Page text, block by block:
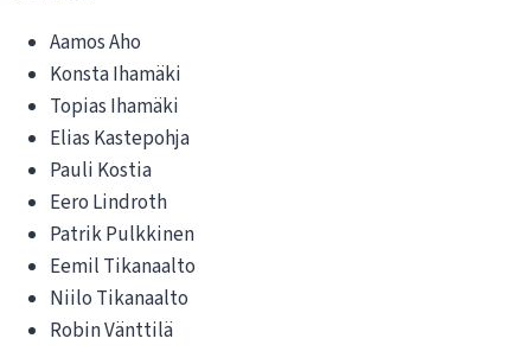
Aamos Aho
Konsta Ihamäki
Topias Ihamäki
Elias Kastepohja
Pauli Kostia
Eero Lindroth
Patrik Pulkkinen
Eemil Tikanaalto
Niilo Tikanaalto
Robin Vänttilä